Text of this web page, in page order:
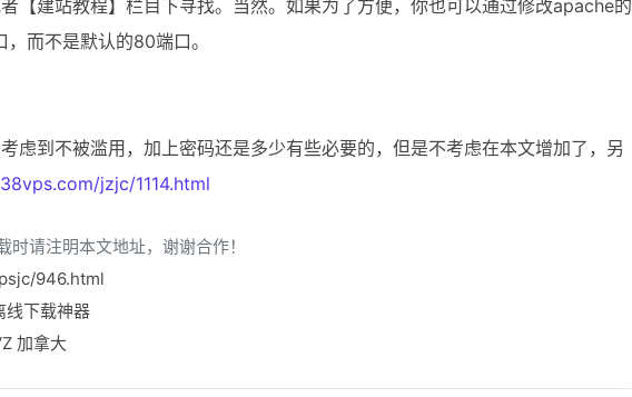
【建站教程】栏目下寻找。当然。如果为了方便，你也可以通过修改apache的
而不是默认的80端口。
虑到不被滥用，加上密码还是多少有些必要的，但是不考虑在本文增加了，另
jzjc/1114.html
请注明本文地址，谢谢合作！
946.html
线下载神器
加拿大